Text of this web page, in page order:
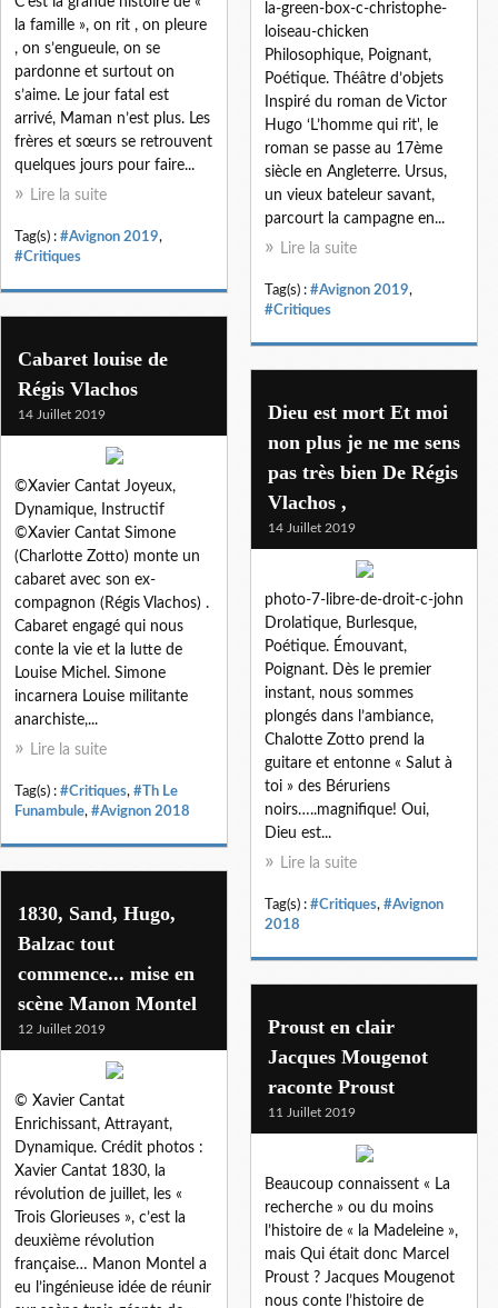
la famille », on rit , on pleure
, on s’engueule, on se
pardonne et surtout on
s’aime. Le jour fatal est
arrivé, Maman n’est plus. Les
frères et sœurs se retrouvent
quelques jours pour faire...
Lire la suite
Tag(s) : #Avignon 2019,
#Critiques
la-green-box-c-christophe-
loiseau-chicken
Philosophique, Poignant,
Poétique. Théâtre d’objets
Inspiré du roman de Victor
Hugo ‘L’homme qui rit', le
roman se passe au 17ème
siècle en Angleterre. Ursus,
un vieux bateleur savant,
parcourt la campagne en...
Lire la suite
Tag(s) : #Avignon 2019,
#Critiques
Cabaret louise de
Régis Vlachos
14 Juillet 2019
©Xavier Cantat Joyeux,
Dynamique, Instructif
©Xavier Cantat Simone
(Charlotte Zotto) monte un
cabaret avec son ex-
compagnon (Régis Vlachos) .
Cabaret engagé qui nous
conte la vie et la lutte de
Louise Michel. Simone
incarnera Louise militante
anarchiste,...
Lire la suite
Tag(s) : #Critiques, #Th Le
Funambule, #Avignon 2018
Dieu est mort Et moi
non plus je ne me sens
pas très bien De Régis
Vlachos ,
14 Juillet 2019
photo-7-libre-de-droit-c-john
Drolatique, Burlesque,
Poétique. Émouvant,
Poignant. Dès le premier
instant, nous sommes
plongés dans l’ambiance,
Chalotte Zotto prend la
guitare et entonne « Salut à
toi » des Béruriens
noirs…..magnifique! Oui,
Dieu est...
Lire la suite
Tag(s) : #Critiques, #Avignon
2018
1830, Sand, Hugo,
Balzac tout
commence... mise en
scène Manon Montel
12 Juillet 2019
© Xavier Cantat
Enrichissant, Attrayant,
Dynamique. Crédit photos :
Xavier Cantat 1830, la
révolution de juillet, les «
Trois Glorieuses », c’est la
deuxième révolution
française… Manon Montel a
eu l’ingénieuse idée de réunir
Proust en clair
Jacques Mougenot
raconte Proust
11 Juillet 2019
Beaucoup connaissent « La
recherche » ou du moins
l’histoire de « la Madeleine »,
mais Qui était donc Marcel
Proust ? Jacques Mougenot
nous conte l’histoire de